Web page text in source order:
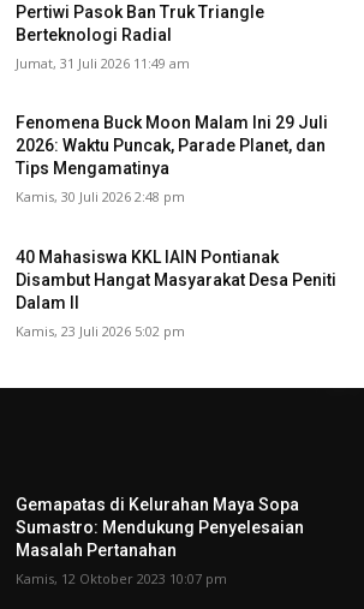
Pertiwi Pasok Ban Truk Triangle
Berteknologi Radial
Jumat, 31 Juli 2026 11:49 am
Fenomena Buck Moon Malam Ini 29 Juli
2026: Waktu Puncak, Parade Planet, dan
Tips Mengamatinya
Kamis, 30 Juli 2026 2:48 pm
40 Mahasiswa KKL IAIN Pontianak
Disambut Hangat Masyarakat Desa Peniti
Dalam II
Kamis, 23 Juli 2026 5:02 pm
Gemapatas di Kelurahan Maya Sopa
Sumastro: Mendukung Penyelesaian
Masalah Pertanahan
Kamis, 12 Oktober 2023 10:07 pm